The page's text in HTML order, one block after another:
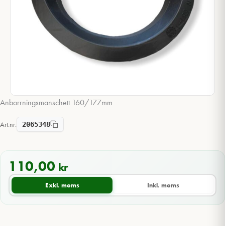
Anborrningsmanschett 160/177mm
Art.nr: 2065348
110,00 kr
Exkl. moms Inkl. moms